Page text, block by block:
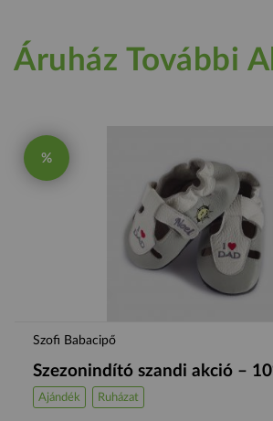
Áruház További
%
Szofi Babacipő
Szezonindító szandi akció –
Ajándék Ruházat